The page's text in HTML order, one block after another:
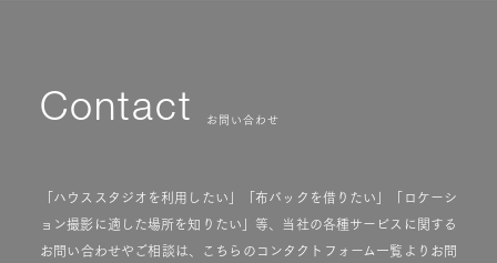
Contact お問い合わせ
「ハウススタジオを利用したい」「布バックを借りたい」「ロケーシ
ョン撮影に適した場所を知りたい」等、当社の各種サービスに関する
お問い合わせやご相談は、こちらのコンタクトフォーム一覧よりお問